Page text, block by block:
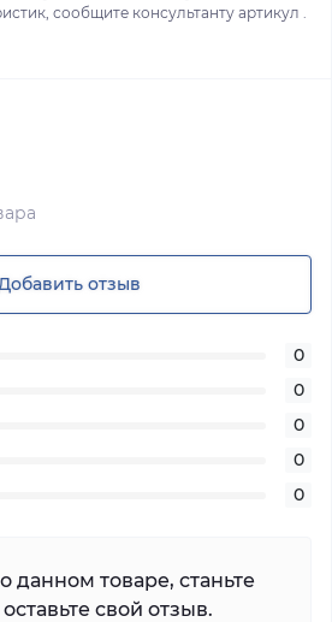
сообщите консультанту артикул .
отзыв
0
0
0
0
0
данном товаре, станьте
свой отзыв.